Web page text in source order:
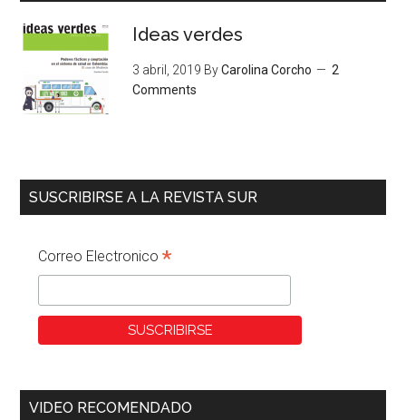
Ideas verdes
3 abril, 2019 ByCarolina Corcho
2
Comments
SUSCRIBIRSE A LA REVISTA SUR
Correo Electronico*
VIDEO RECOMENDADO